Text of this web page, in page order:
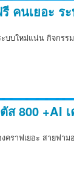
คนเยอะ ร
ะบบใหม่แน่น กิจกร
800 +AI เ
คราฟเยอะ สายฟาม